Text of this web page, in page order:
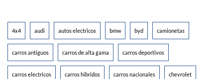
4x4 audi autos electricos bmw byd camionetas
carros antiguos carros de alta gama carros deportivos
carros electricos carros hibridos carros nacionales chevrolet